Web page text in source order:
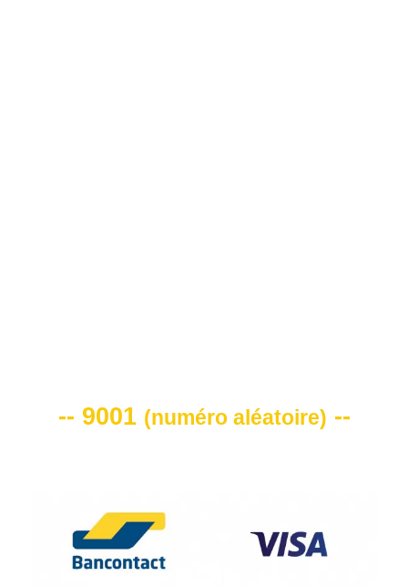
-- 9001 (numéro aléatoire) --